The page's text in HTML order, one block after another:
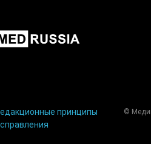
принципы
©